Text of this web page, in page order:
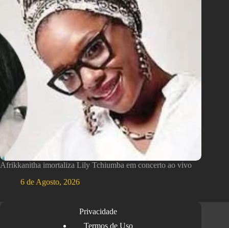
Afrikkanitha imortaliza Lily Tchiumba em concerto ao vivo
6 de Agosto, 2026
Privacidade
Termos de Uso